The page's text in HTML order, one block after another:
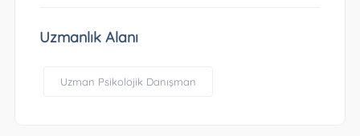
Uzmanlık Alanı
Uzman Psikolojik Danışman